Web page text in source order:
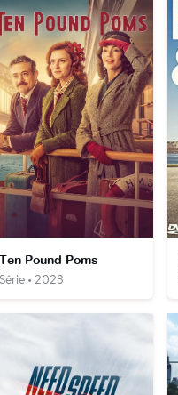
Pound Poms
• 2023